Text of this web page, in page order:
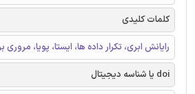
کلمات کلیدی
رایانش ابری، تکرار داده ها، ایستا، پویا،
doi یا شناسه دیجیتال